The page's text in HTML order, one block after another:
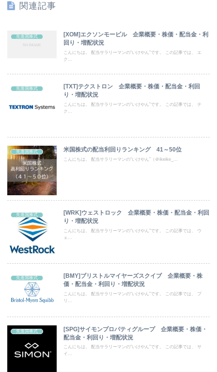
関連記事
先進国株式
[XOM]エクソンモービル 企業概要・株価・配当金・利
回り・増配状況
こんにちは。 配当サラリーマンの“いけやん”です。 この記事では、 エ
ク...
先進国株式
[TXT]テクストロン 企業概要・株価・配当金・利回
り・増配状況
こんにちは。 配当サラリーマンの“いけやん”です。 この記事では、 テ
ク...
先進国株式 米国株式の配当利回りランキング 41～50位
こんにちは。 配当サラリーマンの“いけやん”（＠ikeike_...
先進国株式
[WRK]ウェストロック 企業概要・株価・配当金・利回
り・増配状況
こんにちは。 配当サラリーマンの“いけやん”です。 この記事では、 ウ
ェ...
先進国株式
[BMY]ブリストルマイヤーズスクイブ 企業概要・株
価・配当金・利回り・増配状況
こんにちは。 配当サラリーマンの“いけやん”です。 この記事では、 ブ
リ...
先進国株式
[SPG]サイモンプロパティグループ 企業概要・株価・
配当金・利回り・増配状況
こんにちは。 配当サラリーマンの“いけやん”です。 この記事では、 サ
イ...